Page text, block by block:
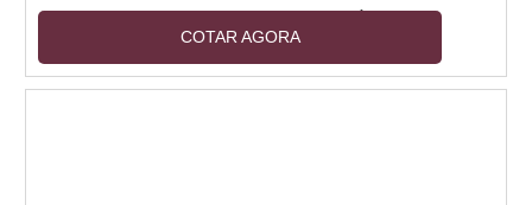
30x30cm a 1x1m. Estrutura montável com
encaixe ou imã, opcional com base em aço ou
rodízios. Iluminação LED integrada (12V).
COTAR AGORA